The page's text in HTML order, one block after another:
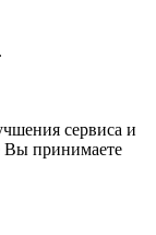
сервиса и
Вы принимаете